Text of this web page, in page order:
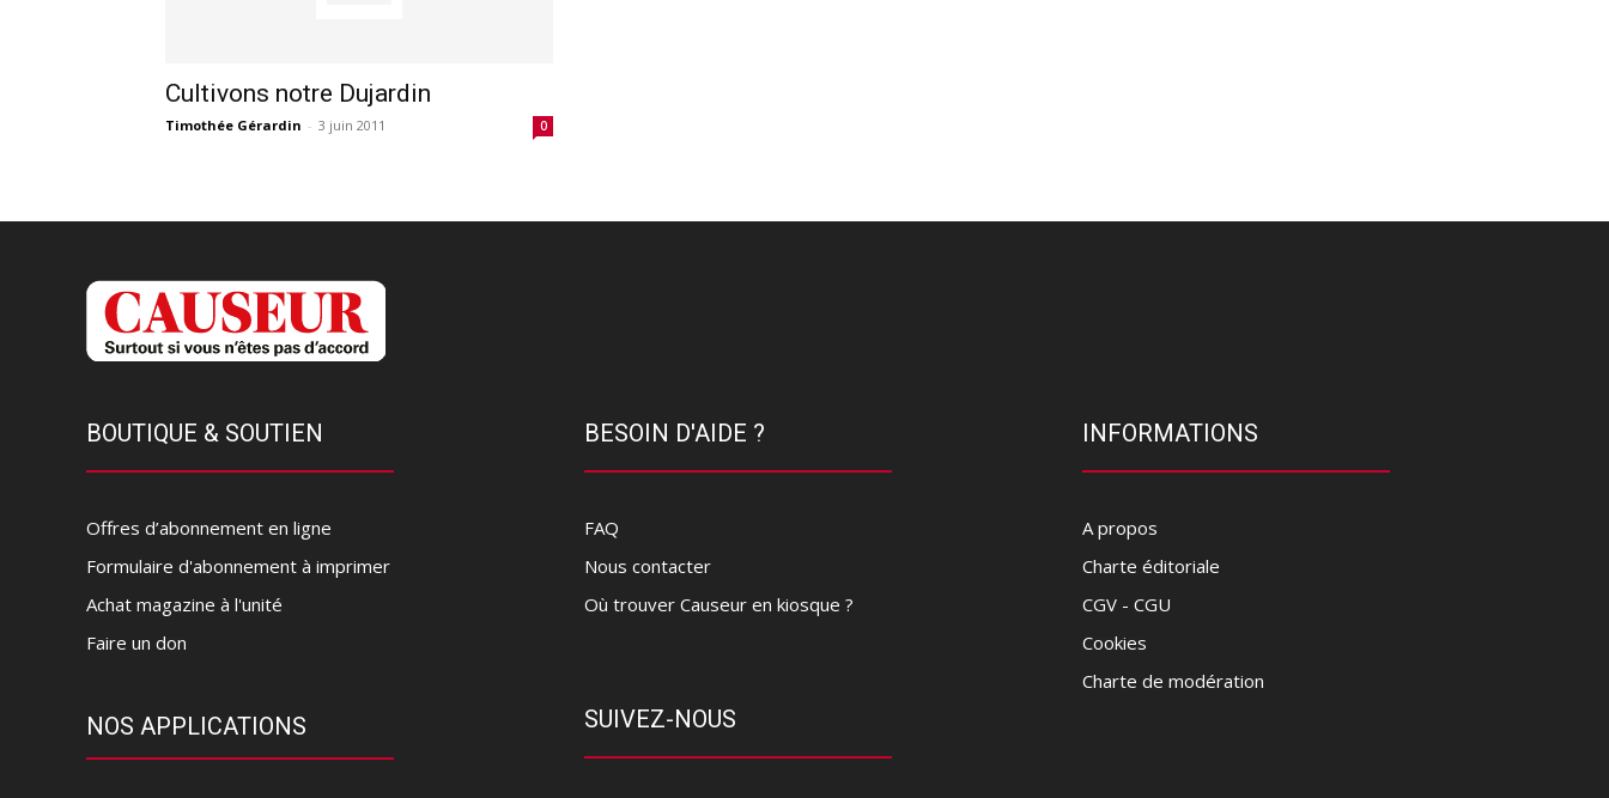
Cultivons notre Dujardin
Timothée Gérardin - 3 juin 2011 0
BOUTIQUE & SOUTIEN
Offres d’abonnement en ligne
Formulaire d'abonnement à imprimer
Achat magazine à l'unité
Faire un don
NOS APPLICATIONS
BESOIN D'AIDE ?
FAQ
Nous contacter
Où trouver Causeur en kiosque ?
SUIVEZ-NOUS
INFORMATIONS
A propos
Charte éditoriale
CGV - CGU
Cookies
Charte de modération